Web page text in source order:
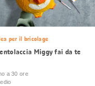
per il bricolage
Miggy fai da te
a 30 ore